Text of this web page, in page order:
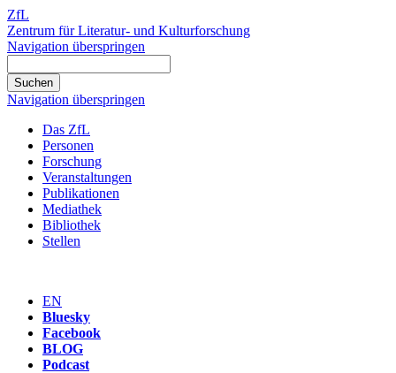
ZfL
Zentrum für Literatur- und Kulturforschung
Navigation überspringen
Navigation überspringen
Das ZfL
Personen
Forschung
Veranstaltungen
Publikationen
Mediathek
Bibliothek
Stellen
EN
Bluesky
Facebook
BLOG
Podcast